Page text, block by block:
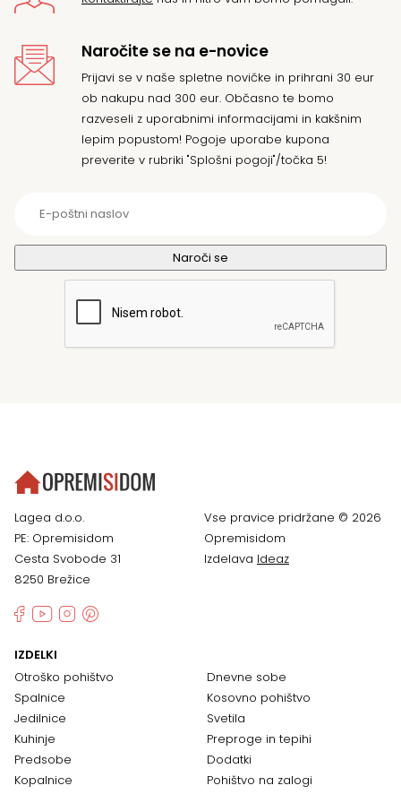
Naročite se na e-novice
Prijavi se v naše spletne novičke in prihrani 30 eur
ob nakupu nad 300 eur. Občasno te bomo
razveseli z uporabnimi informacijami in kakšnim
lepim popustom! Pogoje uporabe kupona
preverite v rubriki "Splošni pogoji"/točka 5!
Lagea d.o.o.
PE: Opremisidom
Cesta Svobode 31
8250 Brežice
Vse pravice pridržane © 2026
Opremisidom
Izdelava Ideaz
IZDELKI
Otroško pohištvo
Spalnice
Jedilnice
Kuhinje
Predsobe
Kopalnice
Dnevne sobe
Kosovno pohištvo
Svetila
Preproge in tepihi
Dodatki
Pohištvo na zalogi